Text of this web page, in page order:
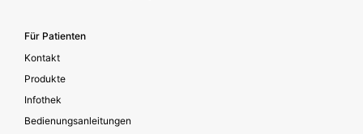
Für Patienten
Kontakt
Produkte
Infothek
Bedienungsanleitungen